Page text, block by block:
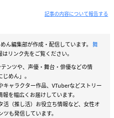
記事の内容について報告する
ん編集部が作成・配信しています。 舞
はリンク先をご覧ください。
ンツや、声優・舞台・俳優などの情
めん」。
ャラクター作品、VTuberなどストリー
を幅広くお届けしています。
（推し活）お役立ち情報など、女性オ
も発信しています。